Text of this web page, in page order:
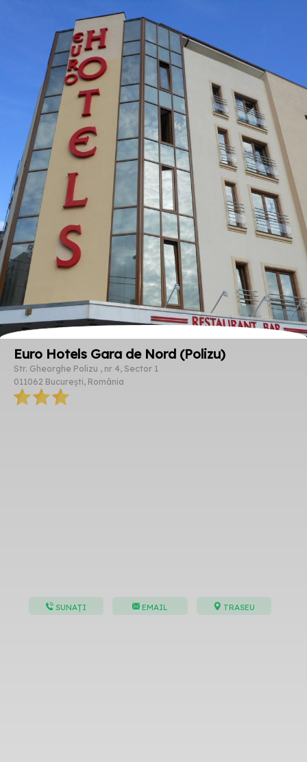
Euro Hotels Gara de Nord (Polizu)
Str. Gheorghe Polizu , nr 4, Sector 1
011062 București, România
SUNAȚI EMAIL TRASEU